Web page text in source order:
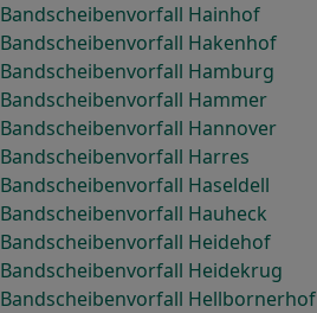
Bandscheibenvorfall Hainhof
Bandscheibenvorfall Hakenhof
Bandscheibenvorfall Hamburg
Bandscheibenvorfall Hammer
Bandscheibenvorfall Hannover
Bandscheibenvorfall Harres
Bandscheibenvorfall Haseldell
Bandscheibenvorfall Hauheck
Bandscheibenvorfall Heidehof
Bandscheibenvorfall Heidekrug
Bandscheibenvorfall Hellbornerhof